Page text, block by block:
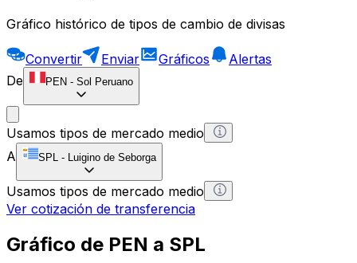
Gráfico histórico de tipos de cambio de divisas
Convertir Enviar Gráficos
Alertas
De
PEN - Sol Peruano
Usamos tipos de mercado medio
A
SPL - Luigino de Seborga
Usamos tipos de mercado medio
Ver cotización de transferencia
Gráfico de PEN a SPL